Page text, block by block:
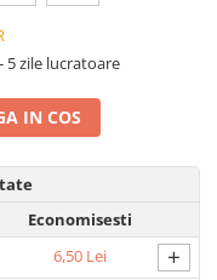
5 zile lucratoare
IN COS
Economisesti
6,50 Lei +